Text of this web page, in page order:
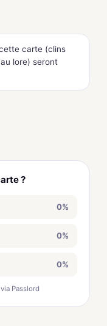
carte (clins
lore) seront
?
0%
0%
0%
Passlord